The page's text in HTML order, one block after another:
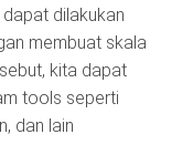
dilakukan
membuat skala
kita dapat
tools seperti
dan lain